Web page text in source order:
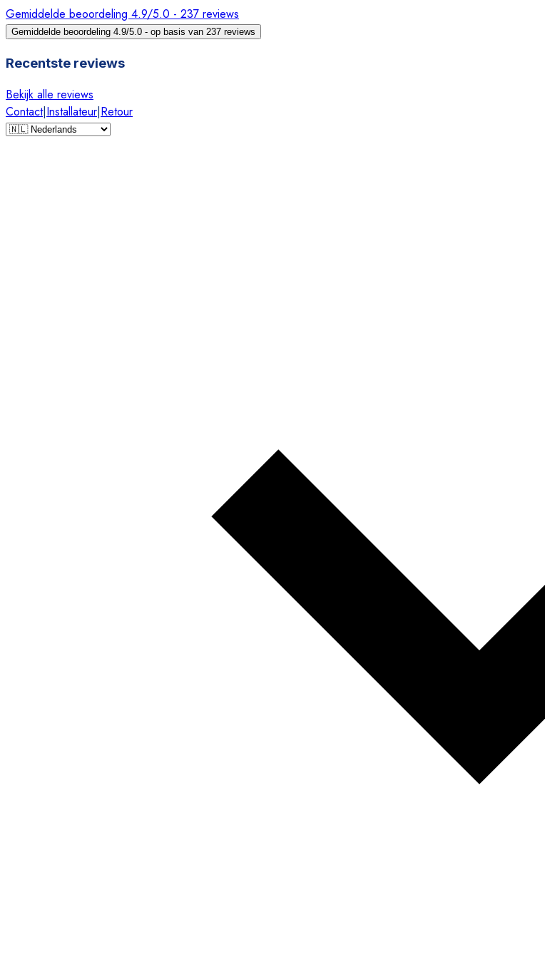
Gemiddelde beoordeling 4.9/5.0 - 237 reviews
Gemiddelde beoordeling 4.9/5.0 - op basis van 237 reviews
Recentste reviews
Bekijk alle reviews
Contact|Installateur|Retour